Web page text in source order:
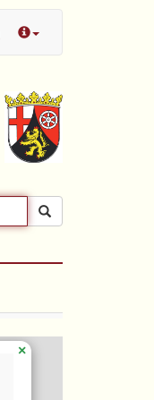
×